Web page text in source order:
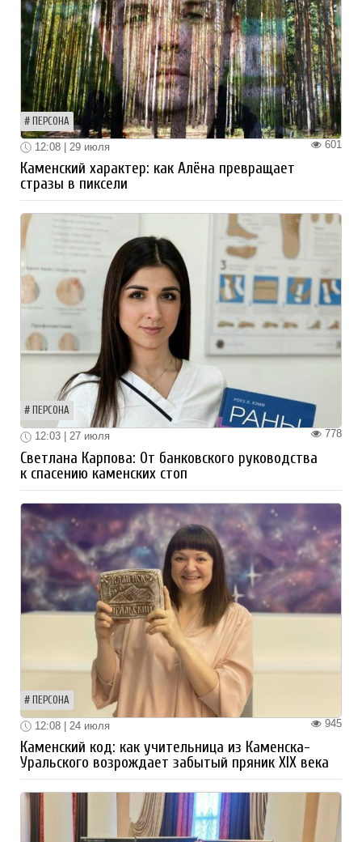
ПЕРСОНА
601
12:08 | 29 июля
Каменский характер: как Алёна превращает
стразы в пиксели
ПЕРСОНА
778
12:03 | 27 июля
Светлана Карпова: От банковского руководства
к спасению каменских стоп
ПЕРСОНА
945
12:08 | 24 июля
Каменский код: как учительница из Каменска-
Уральского возрождает забытый пряник XIX века